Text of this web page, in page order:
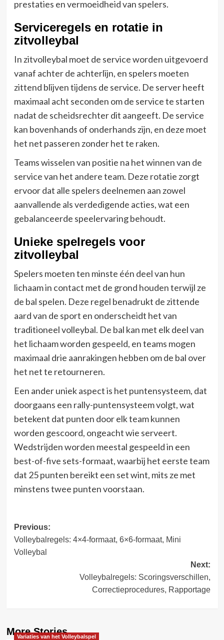
prestaties en vermoeidheid van spelers.
Serviceregels en rotatie in
zitvolleybal
In zitvolleybal moet de service worden uitgevoerd
vanaf achter de achterlijn, en spelers moeten
zittend blijven tijdens de service. De server heeft
maximaal acht seconden om de service te starten
nadat de scheidsrechter dit aangeeft. De service
kan bovenhands of onderhands zijn, en deze moet
het net passeren zonder het te raken.
Teams wisselen van positie na het winnen van de
service van het andere team. Deze rotatie zorgt
ervoor dat alle spelers deelnemen aan zowel
aanvallende als verdedigende acties, wat een
gebalanceerde speelervaring behoudt.
Unieke spelregels voor
zitvolleybal
Spelers moeten ten minste één deel van hun
lichaam in contact met de grond houden terwijl ze
de bal spelen. Deze regel benadrukt de zittende
aard van de sport en onderscheidt het van
traditioneel volleybal. De bal kan met elk deel van
het lichaam worden gespeeld, en teams mogen
maximaal drie aanrakingen hebben om de bal over
het net te retourneren.
Een ander uniek aspect is het puntensysteem, dat
doorgaans een rally-puntensysteem volgt, wat
betekent dat punten door elk team kunnen
worden gescoord, ongeacht wie serveert.
Wedstrijden worden meestal gespeeld in een
best-of-five sets-formaat, waarbij het eerste team
dat 25 punten bereikt een set wint, mits ze met
minstens twee punten voorstaan.
Post
navigation
Previous:
Volleybalregels: 4×4-formaat, 6×6-formaat, Mini
Volleybal
Next:
Volleybalregels: Scoringsverschillen,
Correctieprocedures, Rapportage
More Stories
Variaties van het Volleybalspel